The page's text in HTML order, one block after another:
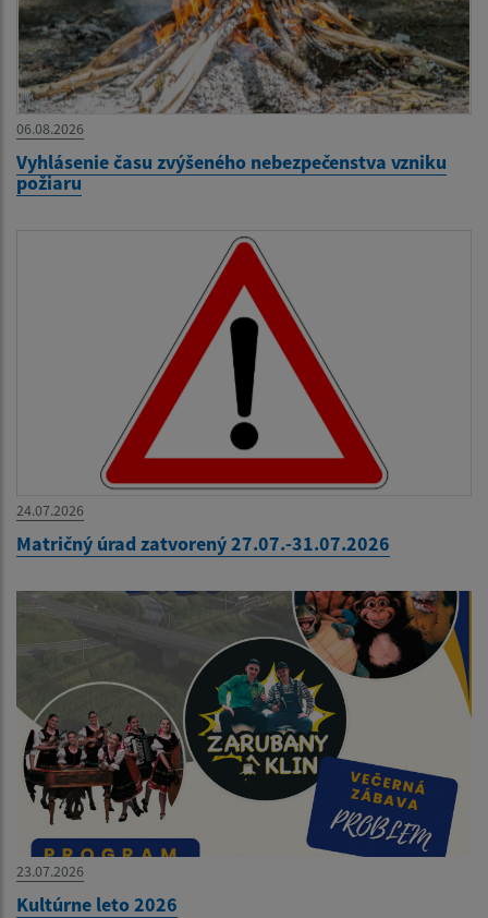
06.08.2026
Vyhlásenie času zvýšeného nebezpečenstva vzniku
požiaru
24.07.2026
Matričný úrad zatvorený 27.07.-31.07.2026
23.07.2026
Kultúrne leto 2026